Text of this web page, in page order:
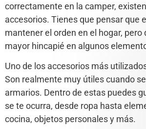
correctamente en la camper,
accesorios. Tienes que pensar que
mantener el orden en el hogar, pero
mayor hincapié en algunos
Uno de los accesorios más
Son realmente muy útiles cuando
armarios. Dentro de estas puedes
se te ocurra, desde ropa hasta
cocina, objetos personales y más.